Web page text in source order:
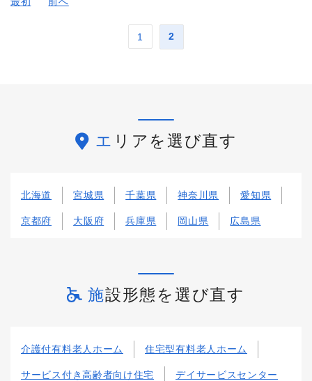
1 2
エリアを選び直す
北海道 宮城県 千葉県 神奈川県 愛知県
京都府 大阪府 兵庫県 岡山県 広島県
施設形態を選び直す
介護付有料老人ホーム 住宅型有料老人ホーム
サービス付き高齢者向け住宅 デイサービスセンター